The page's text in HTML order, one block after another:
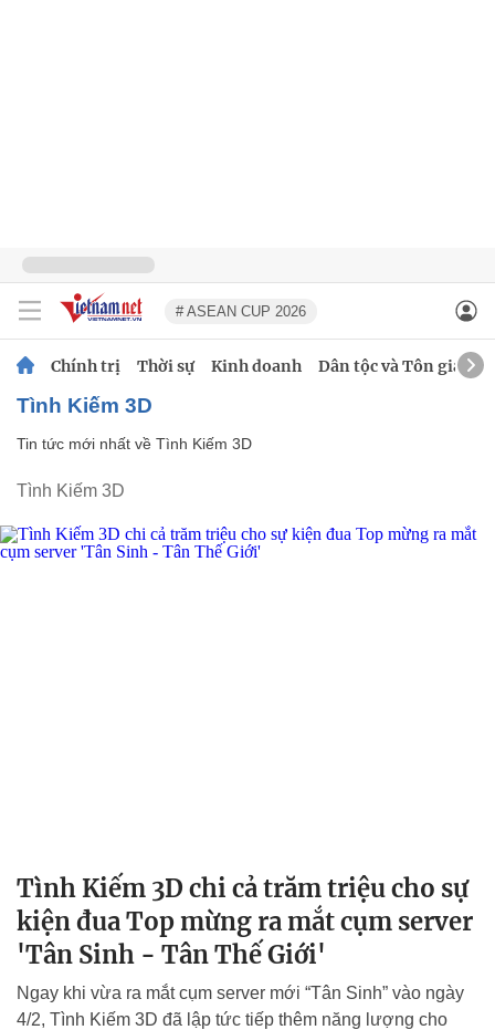
# ASEAN CUP 2026
Chính trị Thời sự Kinh doanh Dân tộc và Tôn giáo
Tình Kiếm 3D
Tin tức mới nhất về Tình Kiếm 3D
Tình Kiếm 3D
Tình Kiếm 3D chi cả trăm triệu cho sự
kiện đua Top mừng ra mắt cụm server
'Tân Sinh - Tân Thế Giới'
Ngay khi vừa ra mắt cụm server mới “Tân Sinh” vào ngày
4/2, Tình Kiếm 3D đã lập tức tiếp thêm năng lượng cho